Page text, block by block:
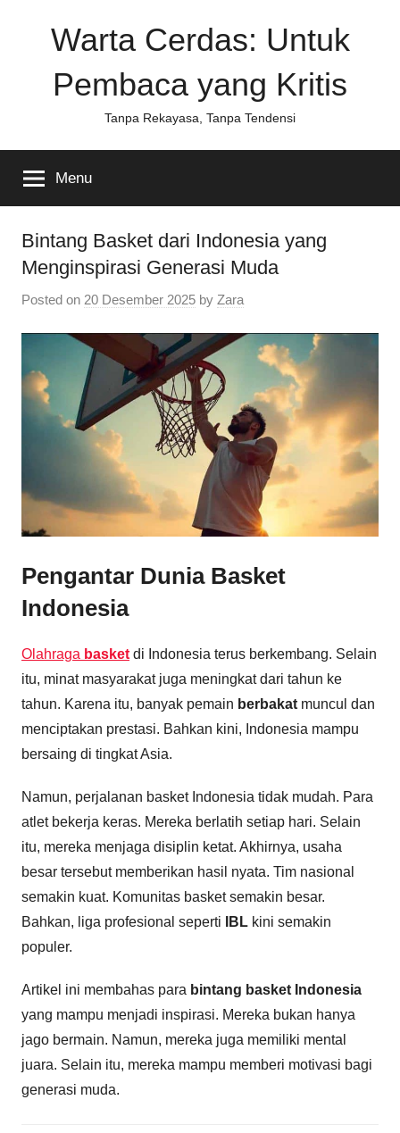
Warta Cerdas: Untuk
Pembaca yang Kritis
Tanpa Rekayasa, Tanpa Tendensi
Menu
Bintang Basket dari Indonesia yang
Menginspirasi Generasi Muda
Posted on 20 Desember 2025 by Zara
Pengantar Dunia Basket
Indonesia
Olahraga basket di Indonesia terus berkembang. Selain
itu, minat masyarakat juga meningkat dari tahun ke
tahun. Karena itu, banyak pemain berbakat muncul dan
menciptakan prestasi. Bahkan kini, Indonesia mampu
bersaing di tingkat Asia.
Namun, perjalanan basket Indonesia tidak mudah. Para
atlet bekerja keras. Mereka berlatih setiap hari. Selain
itu, mereka menjaga disiplin ketat. Akhirnya, usaha
besar tersebut memberikan hasil nyata. Tim nasional
semakin kuat. Komunitas basket semakin besar.
Bahkan, liga profesional seperti
IBL kini semakin
populer.
Artikel ini membahas para bintang basket Indonesia
yang mampu menjadi inspirasi. Mereka bukan hanya
jago bermain. Namun, mereka juga memiliki mental
juara. Selain itu, mereka mampu memberi motivasi bagi
generasi muda.